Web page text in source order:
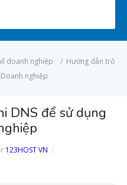
doanh nghiệp / Hướng dẫn trỏ
nghiệp
DNS để sử dụng
123HOST VN